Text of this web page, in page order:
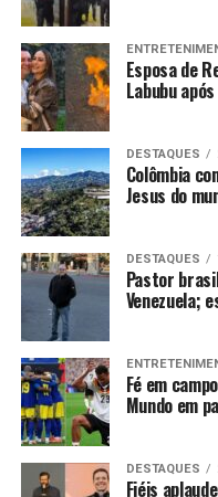
Esposa de
Labubu
DESTAQUES
Colômbia
Jesus do
DESTAQUES
Pastor
Venezuela;
Fé em
Mundo em
DESTAQUES
Fiéis